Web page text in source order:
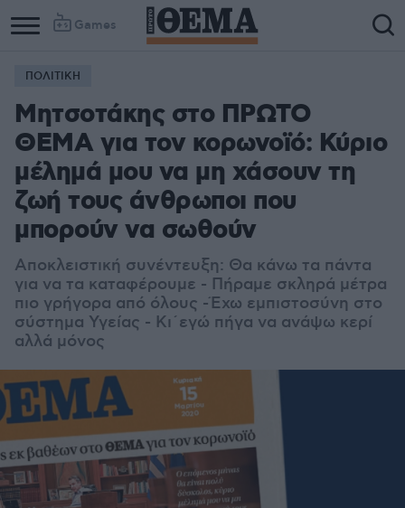
Games
ΠΟΛΙΤΙΚΗ
Μητσοτάκης στο ΠΡΩΤΟ
ΘΕΜΑ για τον κορωνοϊό: Κύριο
μέλημά μου να μη χάσουν τη
ζωή τους άνθρωποι που
μπορούν να σωθούν
Αποκλειστική συνέντευξη: Θα κάνω τα πάντα
για να τα καταφέρουμε - Πήραμε σκληρά μέτρα
πιο γρήγορα από όλους -Έχω εμπιστοσύνη στο
σύστημα Υγείας - Κι΄εγώ πήγα να ανάψω κερί
αλλά μόνος